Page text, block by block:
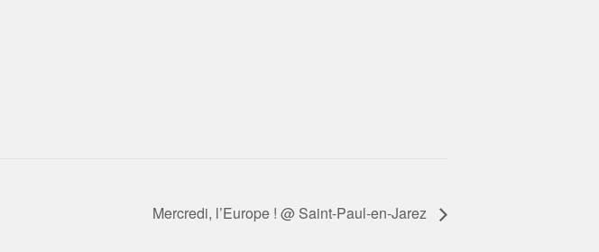
Mercredi, l’Europe ! @ Saint-Paul-en-Jarez